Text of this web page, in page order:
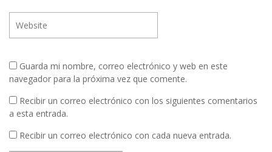
Guarda mi nombre, correo electrónico y web en este
navegador para la próxima vez que comente.
Recibir un correo electrónico con los siguientes comentarios
a esta entrada.
Recibir un correo electrónico con cada nueva entrada.